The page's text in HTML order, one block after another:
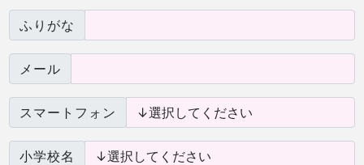
ふりがな
メール
スマートフォン
小学校名